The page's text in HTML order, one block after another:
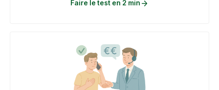
Faire le test en 2 min